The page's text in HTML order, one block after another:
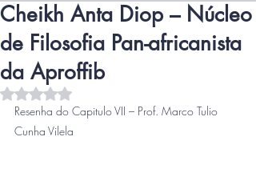
Cheikh Anta Diop – Núcleo
de Filosofia Pan-africanista
da Aproffib
Avaliado com NaN de 5 estrelas.
Resenha do Capitulo VII – Prof. Marco Tulio
Cunha Vilela